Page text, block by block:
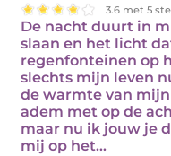
3.6 met 5
De nacht duurt in
slaan en het licht
regenfonteinen op
slechts mijn leven
de warmte van
adem met op de
maar nu ik jouw je
mij op het…